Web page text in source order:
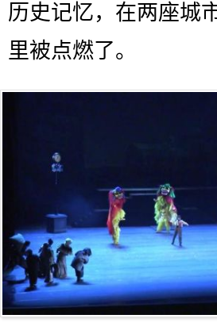
历史记忆，在两座城
里被点燃了。